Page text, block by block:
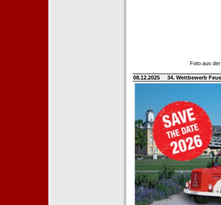
Foto aus
08.12.2025 34. Wettbewerb